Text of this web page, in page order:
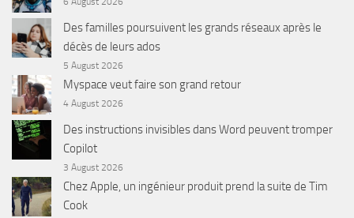
Des familles poursuivent les grands réseaux après le
décès de leurs ados
5 August 2026
Myspace veut faire son grand retour
4 August 2026
Des instructions invisibles dans Word peuvent tromper
Copilot
3 August 2026
Chez Apple, un ingénieur produit prend la suite de Tim
Cook